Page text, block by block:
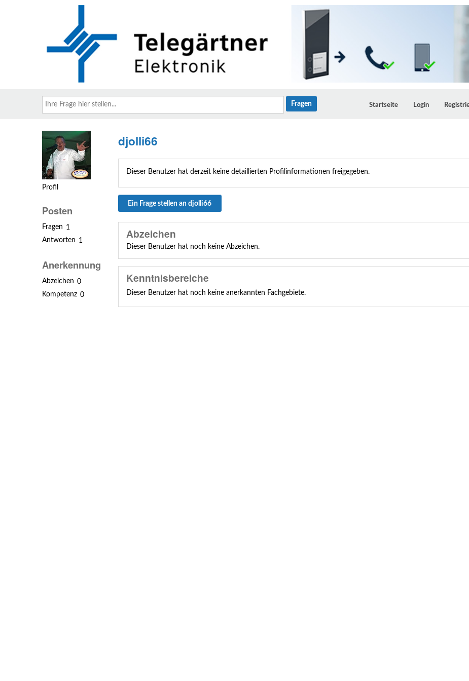
Frage
hier
stellen...
Startseite Login
Profil
Posten
Fragen 1
Antworten 1
Anerkennung
Abzeichen 0
Kompetenz 0
djolli66
Dieser Benutzer hat derzeit keine detaillierten Profilinformationen freigegeben.
Ein Frage stellen an djolli66
Abzeichen
Dieser Benutzer hat noch keine Abzeichen.
Kenntnisbereiche
Dieser Benutzer hat noch keine anerkannten Fachgebiete.